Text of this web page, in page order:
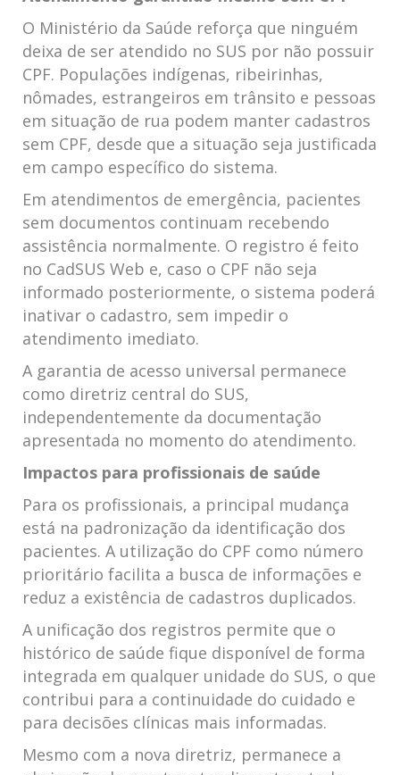
O Ministério da Saúde reforça que ninguém
deixa de ser atendido no SUS por não possuir
CPF. Populações indígenas, ribeirinhas,
nômades, estrangeiros em trânsito e pessoas
em situação de rua podem manter cadastros
sem CPF, desde que a situação seja justificada
em campo específico do sistema.
Em atendimentos de emergência, pacientes
sem documentos continuam recebendo
assistência normalmente. O registro é feito
no CadSUS Web e, caso o CPF não seja
informado posteriormente, o sistema poderá
inativar o cadastro, sem impedir o
atendimento imediato.
A garantia de acesso universal permanece
como diretriz central do SUS,
independentemente da documentação
apresentada no momento do atendimento.
Impactos para profissionais de saúde
Para os profissionais, a principal mudança
está na padronização da identificação dos
pacientes. A utilização do CPF como número
prioritário facilita a busca de informações e
reduz a existência de cadastros duplicados.
A unificação dos registros permite que o
histórico de saúde fique disponível de forma
integrada em qualquer unidade do SUS, o que
contribui para a continuidade do cuidado e
para decisões clínicas mais informadas.
Mesmo com a nova diretriz, permanece a